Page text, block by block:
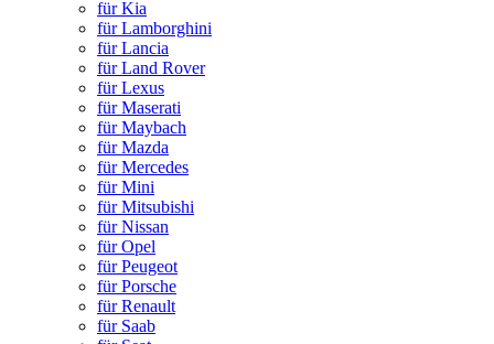
für Kia
für Lamborghini
für Lancia
für Land Rover
für Lexus
für Maserati
für Maybach
für Mazda
für Mercedes
für Mini
für Mitsubishi
für Nissan
für Opel
für Peugeot
für Porsche
für Renault
für Saab